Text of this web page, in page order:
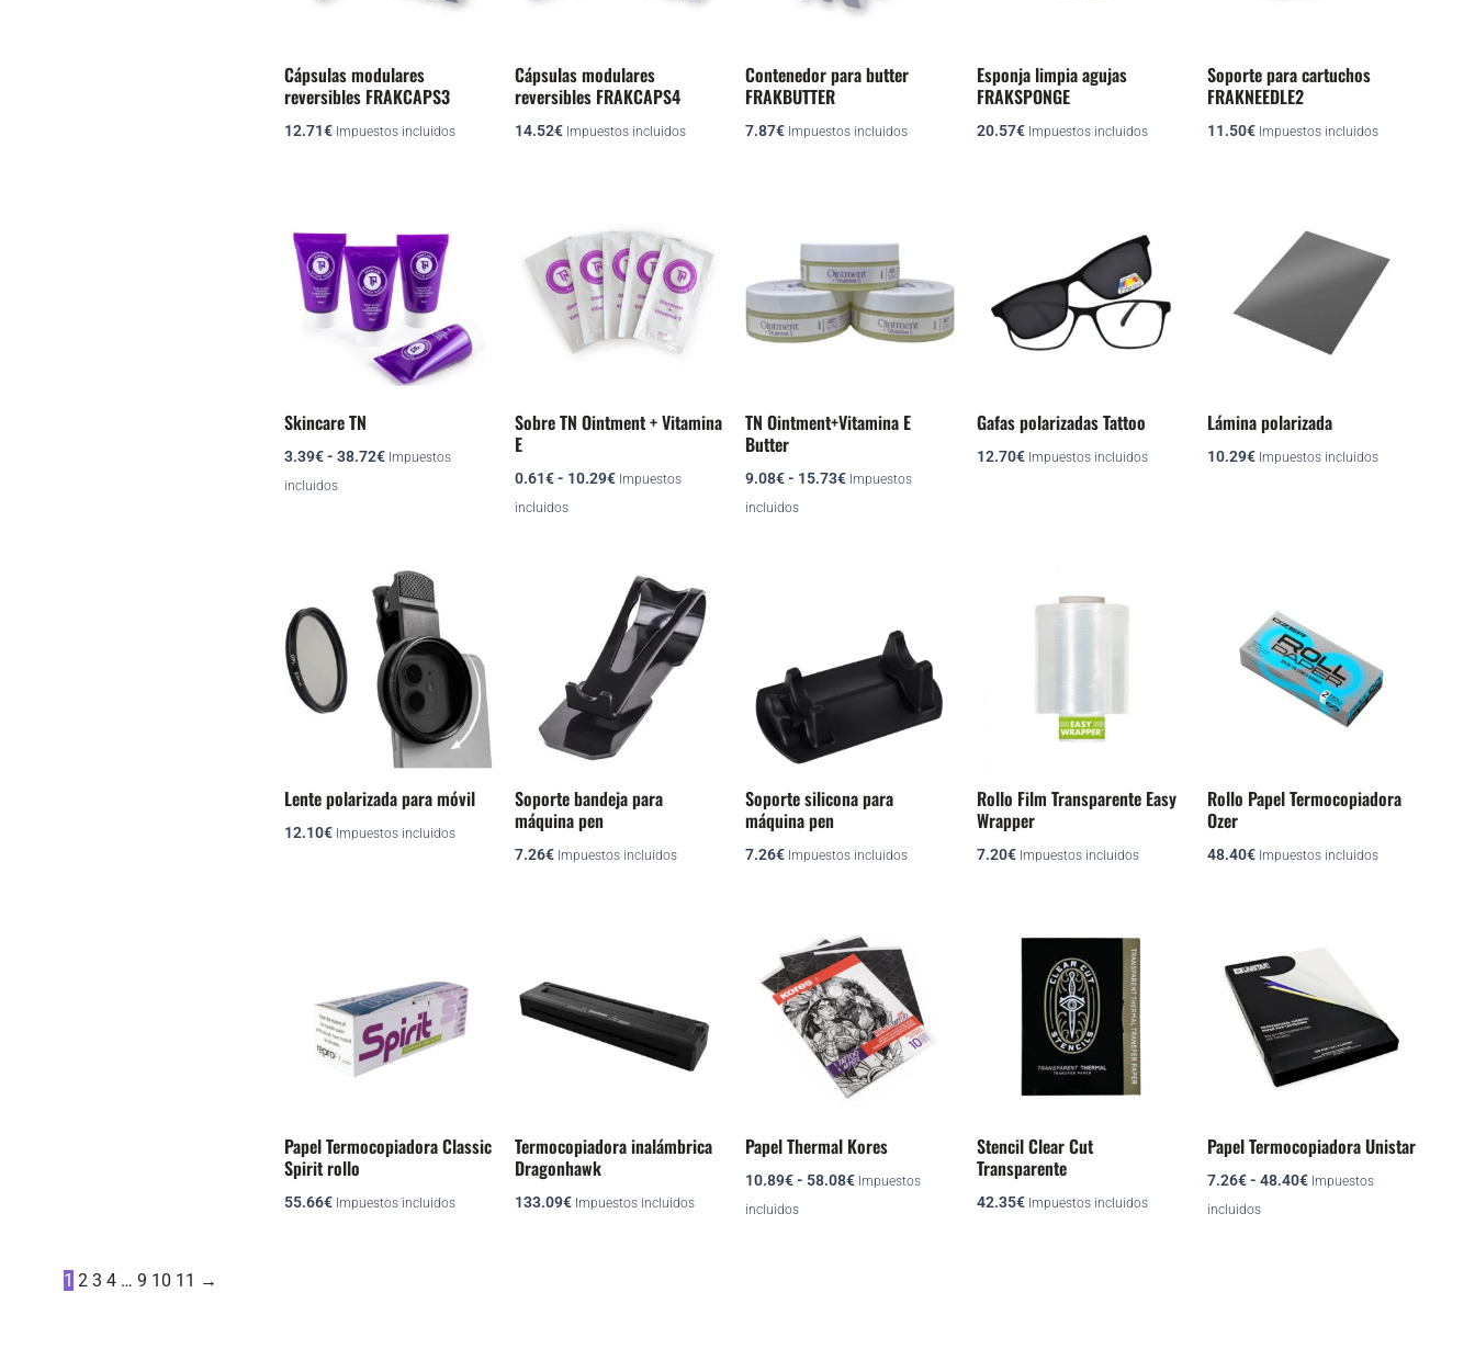
Cápsulas modulares
reversibles FRAKCAPS3
12.71€ Impuestos incluidos
Cápsulas modulares
reversibles FRAKCAPS4
14.52€ Impuestos incluidos
Contenedor para butter
FRAKBUTTER
7.87€ Impuestos incluidos
Esponja limpia agujas
FRAKSPONGE
20.57€ Impuestos incluidos
Soporte para cartuchos
FRAKNEEDLE2
11.50€ Impuestos incluidos
Skincare TN
3.39€- 38.72€
precios:
desde
3.39€
hasta
38.72€
Impuestos
incluidos
producto
tiene
múltiples
variantes.
opciones
pueden
elegir
en
producto
Sobre TN Ointment + Vitamina
E
0.61€- 10.29€
precios:
desde
0.61€
hasta
10.29€
Impuestos
incluidos
producto
tiene
múltiples
variantes.
Las
pueden
en
la
producto
TN Ointment+Vitamina E
Butter
9.08€- 15.73€
9.08€
hasta
15.73€
Impuestos
incluidos
tiene
múltiples
variantes.
Las
pueden
en
la
Gafas polarizadas Tattoo
12.70€ Impuestos incluidos
Lámina polarizada
10.29€ Impuestos incluidos
Lente polarizada para móvil
12.10€ Impuestos incluidos
Soporte bandeja para
máquina pen
7.26€ Impuestos incluidos
Soporte silicona para
máquina pen
7.26€ Impuestos incluidos
Rollo Film Transparente Easy
Wrapper
7.20€ Impuestos incluidos
Rollo Papel Termocopiadora
Ozer
48.40€ Impuestos incluidos
Papel Termocopiadora Classic
Spirit rollo
55.66€ Impuestos incluidos
Termocopiadora inalámbrica
Dragonhawk
133.09€ Impuestos incluidos
Papel Thermal Kores
10.89€- 58.08€
de
precios:
desde
10.89€
hasta
58.08€
Impuestos
incluidos
producto
tiene
múltiples
variantes.
Las
opciones
pueden
elegir
en
Stencil Clear Cut
Transparente
42.35€ Impuestos incluidos
Papel Termocopiadora Unistar
7.26€- 48.40€
precios:
7.26€
hasta
48.40€
Impuestos
incluidos
producto
tiene
múltiples
variantes.
Las
pueden
elegir
en
1 2 3 4 … 9 10 11 →